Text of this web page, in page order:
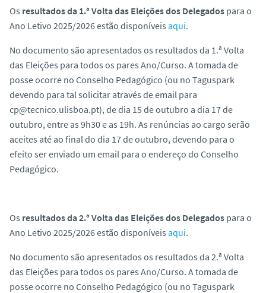
Os resultados da 1.ª Volta das Eleições dos Delegados para o
Ano Letivo 2025/2026 estão disponíveis aqui.
No documento são apresentados os resultados da 1.ª Volta
das Eleições para todos os pares Ano/Curso. A tomada de
posse ocorre no Conselho Pedagógico (ou no Taguspark
devendo para tal solicitar através de email para
cp@tecnico.ulisboa.pt), de dia 15 de outubro a dia 17 de
outubro, entre as 9h30 e as 19h. As renúncias ao cargo serão
aceites até ao final do dia 17 de outubro, devendo para o
efeito ser enviado um email para o endereço do Conselho
Pedagógico.
Os resultados da 2.ª Volta das Eleições dos Delegados para o
Ano Letivo 2025/2026 estão disponíveis aqui.
No documento são apresentados os resultados da 2.ª Volta
das Eleições para todos os pares Ano/Curso. A tomada de
posse ocorre no Conselho Pedagógico (ou no Taguspark